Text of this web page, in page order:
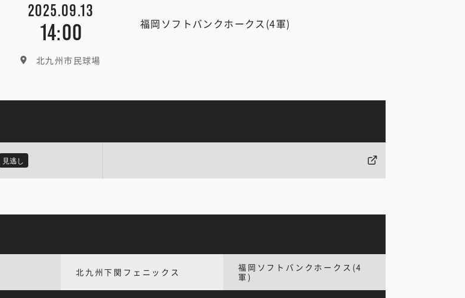
2025.09.13
14:00 福岡ソフトバンクホークス(4軍)
北九州市民球場
見逃し
北九州下関フェニックス
福岡ソフトバンクホークス(4
軍)